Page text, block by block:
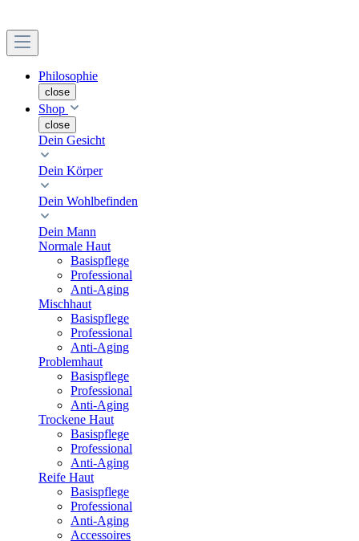
Philosophie
close
Shop
close
Dein Gesicht
Dein Körper
Dein Wohlbefinden
Dein Mann
Normale Haut
Basispflege
Professional
Anti-Aging
Mischhaut
Basispflege
Professional
Anti-Aging
Problemhaut
Basispflege
Professional
Anti-Aging
Trockene Haut
Basispflege
Professional
Anti-Aging
Reife Haut
Basispflege
Professional
Anti-Aging
Accessoires